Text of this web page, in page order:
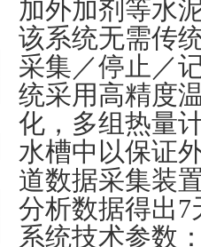
加外加剂等水
该系统无需传
采集／停止／
统采用高精度
化，多组热量
水槽中以保证
道数据采集装
分析数据得出7
系统技术参数